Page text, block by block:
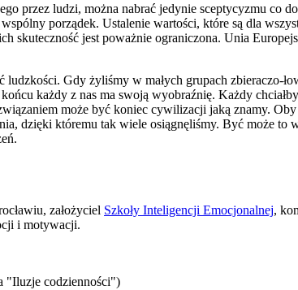
przez ludzi, można nabrać jedynie sceptycyzmu co
porządek. Ustalenie wartości, które są dla
jest poważnie ograniczona. Unia
Gdy żyliśmy w małych grupach zbieraczo-
każdy z nas ma swoją wyobraźnię. Każdy
może być koniec cywilizacji jaką znamy.
dzięki któremu tak wiele osiągnęliśmy. Być może to
założyciel Szkoły Inteligencji Emocjonalnej,
i motywacji.
"Iluzje codzienności")